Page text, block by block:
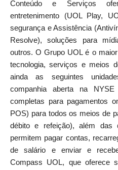
Conteúdo e Serviços
entretenimento (UOL Play,
segurança e Assistência
Resolve), soluções para
outros. O Grupo UOL é o
tecnologia, serviços e meios
ainda as seguintes
companhia aberta na
completas para pagamentos
POS) para todos os meios de
débito e refeição), além das
permitem pagar contas,
de salário e enviar e
Compass UOL, que oferece